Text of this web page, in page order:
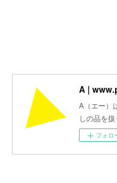
A |
A（エー）
しの品を扱
フォロ